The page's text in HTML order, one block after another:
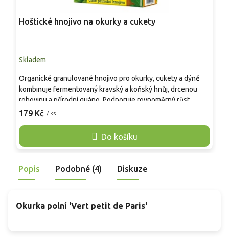
Hoštické hnojivo na okurky a cukety
Skladem
179 Kč / ks
Do košíku
Organické granulované hnojivo pro okurky, cukety a dýně
kombinuje fermentovaný kravský a koňský hnůj, drcenou
rohovinu a přírodní guáno. Podporuje rovnoměrný růst,
zvyšuje biologickou aktivitu a strukturu půdy a zajišťuje
Popis Podobné (4) Diskuze
Okurka polní 'Vert petit de Paris'